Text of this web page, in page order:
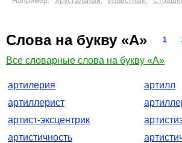
Слова на букву «А» 1
Все словарные слова на букву «А»
артилерия
артилл
артиллерист
артист-эксцентрик
артистичность